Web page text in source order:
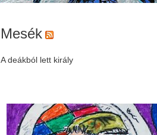
Mesék
A deákból lett király